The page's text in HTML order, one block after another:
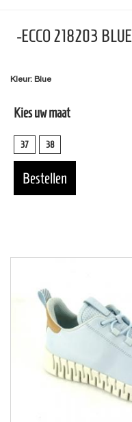
-ECCO 218203 BLUE
Kleur: Blue
Kies uw maat
37 38